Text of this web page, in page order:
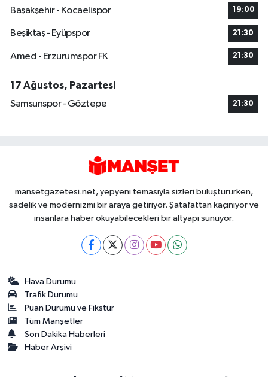
Başakşehir - Kocaelispor
19:00
Beşiktaş - Eyüpspor 21:30
Amed - Erzurumspor FK 21:30
17 Ağustos, Pazartesi
Samsunspor - Göztepe
21:30
mansetgazetesi.net, yepyeni temasıyla sizleri buluştururken,
sadelik ve modernizmi bir araya getiriyor. Şatafattan kaçınıyor ve
insanlara haber okuyabilecekleri bir altyapı sunuyor.
Hava Durumu
Trafik Durumu
Puan Durumu ve Fikstür
Tüm Manşetler
Son Dakika Haberleri
Haber Arşivi